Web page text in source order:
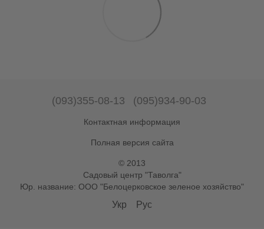
(093)355-08-13 (095)934-90-03
Контактная информация
Полная версия сайта
© 2013
Садовый центр "Таволга"
Юр. название: ООО "Белоцерковское зеленое хозяйство"
Укр Рус